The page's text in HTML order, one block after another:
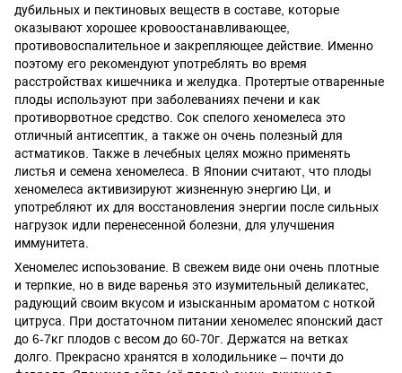
дубильных и пектиновых веществ в составе, которые
оказывают хорошее кровоостанавливающее,
противовоспалительное и закрепляющее действие. Именно
поэтому его рекомендуют употреблять во время
расстройствах кишечника и желудка. Протертые отваренные
плоды используют при заболеваниях печени и как
противорвотное средство. Сок спелого хеномелеса это
отличный антисептик, а также он очень полезный для
астматиков. Также в лечебных целях можно применять
листья и семена хеномелеса. В Японии считают, что плоды
хеномелеса активизируют жизненную энергию Ци, и
употребляют их для восстановления энергии после сильных
нагрузок идли перенесенной болезни, для улучшения
иммунитета.
Хеномелес испоьзование. В свежем виде они очень плотные
и терпкие, но в виде варенья это изумительный деликатес,
радующий своим вкусом и изысканным ароматом с ноткой
цитруса. При достаточном питании хеномелес японский даст
до 6-7кг плодов с весом до 60-70г. Держатся на ветках
долго. Прекрасно хранятся в холодильнике – почти до